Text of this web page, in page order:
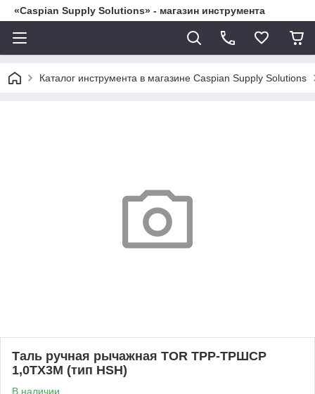
«Caspian Supply Solutions» - магазин инструмента
Каталог инструмента в магазине Caspian Supply Solutions
Таль ручная рычажная TOR ТРР-ТРШСР
1,0ТХ3М (тип HSH)
В наличии